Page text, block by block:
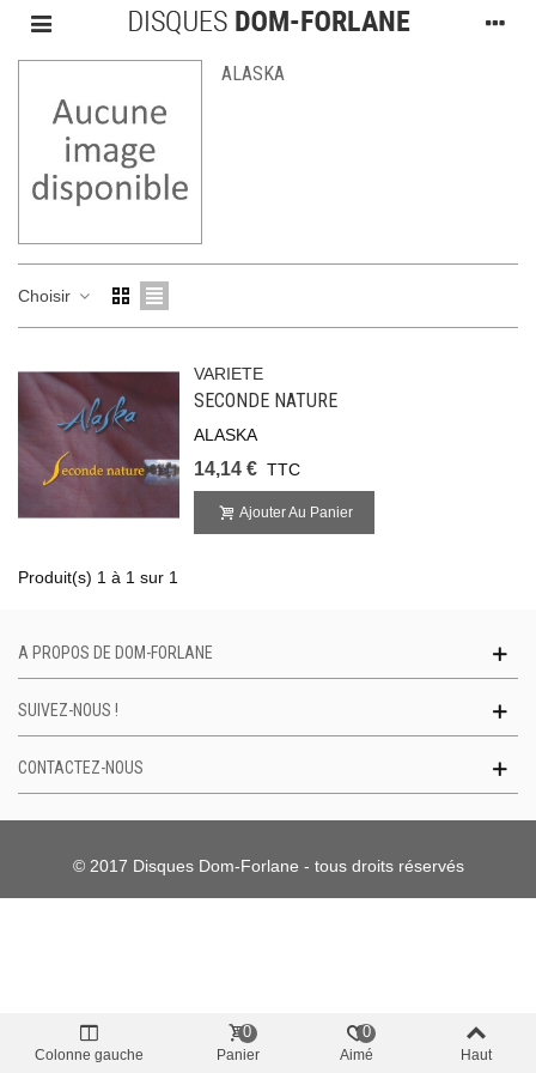
ALASKA
Choisir
VARIETE
SECONDE NATURE
ALASKA
14,14 € TTC
Ajouter Au Panier
Produit(s) 1 à 1 sur 1
A PROPOS DE DOM-FORLANE
SUIVEZ-NOUS !
CONTACTEZ-NOUS
© 2017 Disques Dom-Forlane - tous droits réservés
Colonne gauche Panier
0
Aimé
0
Haut